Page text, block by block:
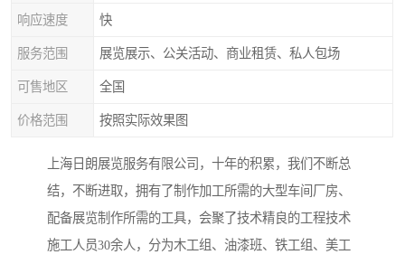
响应速度 快
服务范围 展览展示、公关活动、商业租赁、私人包场
可售地区 全国
价格范围 按照实际效果图
上海日朗展览服务有限公司，十年的积累，我们不断总
结，不断进取，拥有了制作加工所需的大型车间厂房、
配备展览制作所需的工具，会聚了技术精良的工程技术
施工人员30余人，分为木工组、油漆班、铁工组、美工